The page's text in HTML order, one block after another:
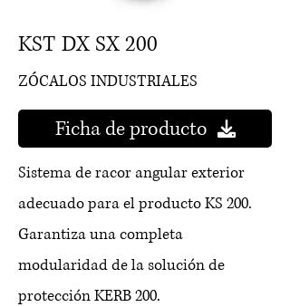
KST DX SX 200
ZÓCALOS INDUSTRIALES
Ficha de producto
Sistema de racor angular exterior
adecuado para el producto KS 200.
Garantiza una completa
modularidad de la solución de
protección KERB 200.